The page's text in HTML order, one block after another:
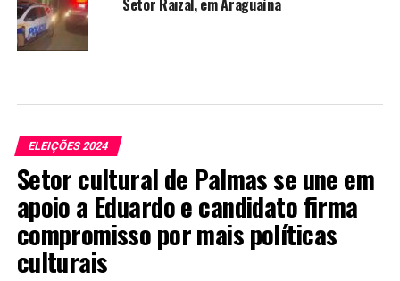
Setor Raizal, em Araguaína
ELEIÇÕES 2024
Setor cultural de Palmas se une em
apoio a Eduardo e candidato firma
compromisso por mais políticas
culturais